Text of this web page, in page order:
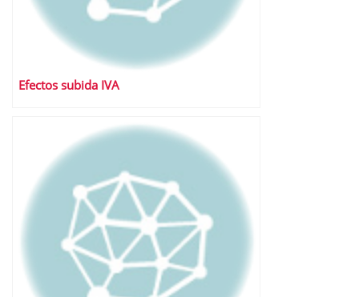
Efectos subida IVA